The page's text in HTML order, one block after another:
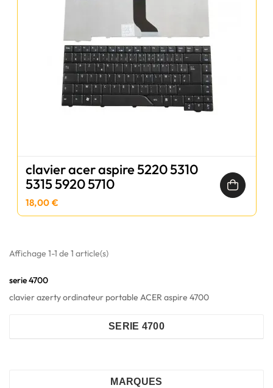
clavier acer aspire 5220 5310
5315 5920 5710
18,00 €
Affichage 1-1 de 1 article(s)
serie 4700
clavier azerty ordinateur portable ACER aspire 4700
SERIE 4700
MARQUES